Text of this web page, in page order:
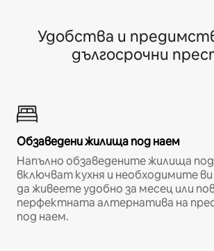
Удобства и
дългосрочни
Обзаведени жилища под наем
Напълно обзаведените жилища
включват кухня и необходимите
да живеете удобно за месец или
перфектната алтернатива на
под наем.